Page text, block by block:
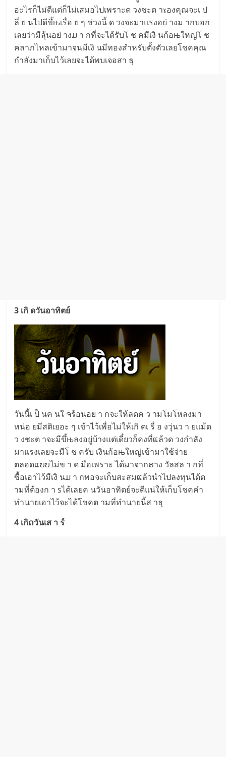
อะไรก็ไม่ดีแต่ก็ไม่เสมอไปเพราะด วงชะต าɤองคุณจะเ ป
ลี่ ย นไปดีขึ้њเรื่อ ย ๆ ช่วงนี้ ด วงจะมาแรงอย่ างม ากบอก
เลยว่ามีลุ้นอย่ างມ า กที่จะได้รับโ ช คมีเงิ นก้อњใหญ่โ ช
คลาภไหลเข้ามาจนมีเงิ นมีทองสำหรับตั้งตัวเลยโชคคุณ
กำลังมาเก็บไว้เลยจะได้พบเจอสา ธุ
3 เกิ ดวันอาทิตย์
วันนี้เ ป็ นค นใ ຈร้อนอย า กจะให้ลดค ว ามโมโหลงมา
หน่อ ยมีสติเยอะ ๆ เข้าไว้เพื่อไม่ให้เกิ ดเ รื่ อ งวุ่นว า ยแม้ด
ว งชะต าจะมีขึ้њลงอยู่บ้างแต่เดี๋ยวก็คงที่ແล้วด วงกำลัง
มาแรงเลยจะมีโ ช ครับ เงินก้อњใหญ่เข้ามาใช้จ่าย
ตลอดແບບไม่ข า ด มือเพราะ ได้มาจากຣาง วัลสล า กที่
ซื้อเอาไว้มีเงิ นມ า กพอจะเก็บสะสมແล้วนำไปลงทุนได้ต
ามที่ต้องก า sได้เลยค นวันอาทิตย์จะดีแน่ให้เก็บโชคคำ
ทำนายเอาไว้จะได้โชคต ามที่ทำนายนี้ส าธุ
4 เกิດวันเส า ร์